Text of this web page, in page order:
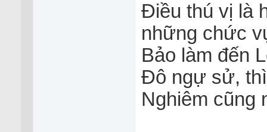
Điều thú vị là
những chức
Bảo làm đến
Đô ngự sử,
Nghiêm cũng